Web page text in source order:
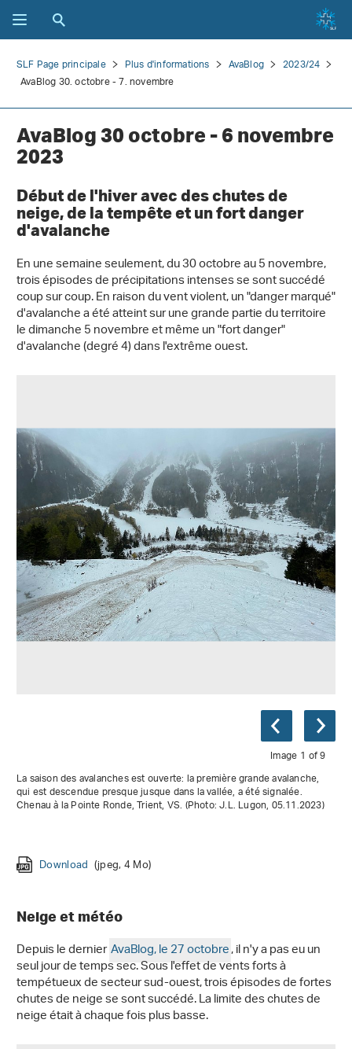
SLF Page principale Plus d'informations AvaBlog
2023/24
AvaBlog 30. octobre - 7. novembre
AvaBlog 30 octobre - 6 novembre
2023
Début de l'hiver avec des chutes de
neige, de la tempête et un fort danger
d'avalanche
En une semaine seulement, du 30 octobre au 5 novembre,
trois épisodes de précipitations intenses se sont succédé
coup sur coup. En raison du vent violent, un "danger marqué"
d'avalanche a été atteint sur une grande partie du territoire
le dimanche 5 novembre et même un "fort danger"
d'avalanche (degré 4) dans l'extrême ouest.
Image 1 of 9
La saison des avalanches est ouverte: la première grande avalanche,
qui est descendue presque jusque dans la vallée, a été signalée.
Chenau à la Pointe Ronde, Trient, VS. (Photo: J.L. Lugon, 05.11.2023)
Download (jpeg, 4 Mo)
Download (jpg, 5 Mo)
Download (jpeg, 3 Mo)
Neige et météo
Depuis le dernierAvaBlog, le 27 octobre, il n'y a pas eu un
seul jour de temps sec. Sous l'effet de vents forts à
tempétueux de secteur sud-ouest, trois épisodes de fortes
chutes de neige se sont succédé. La limite des chutes de
neige était à chaque fois plus basse.